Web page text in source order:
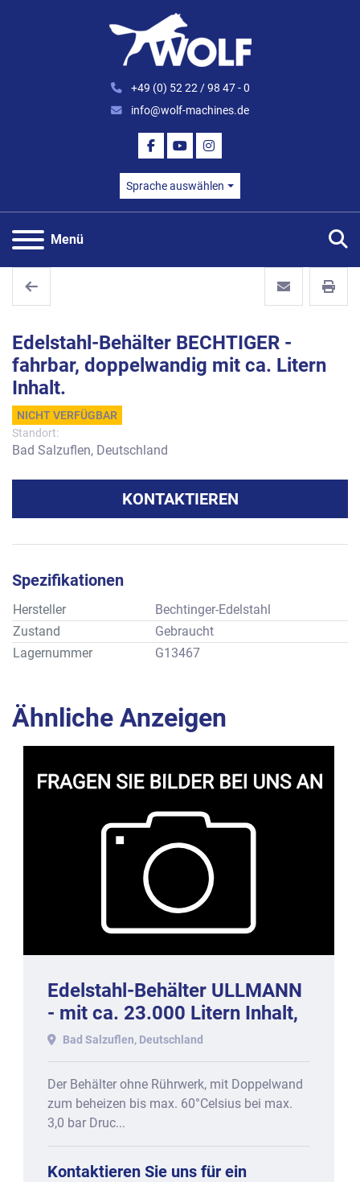
+49 (0) 52 22 / 98 47 - 0
info@wolf-machines.de
FACEBOOK
YOUTUBEINSTAGRAM
Sprache auswählen
Menü
Edelstahl-Behälter BECHTIGER -
fahrbar, doppelwandig mit ca. Litern
Inhalt.
NICHT VERFÜGBAR
Standort:
Bad Salzuflen, Deutschland
KONTAKTIEREN
Spezifikationen
Hersteller
Bechtinger-Edelstahl
Zustand
Gebraucht
Lagernummer
G13467
Ähnliche Anzeigen
Edelstahl-Behälter ULLMANN
- mit ca. 23.000 Litern Inhalt,
doppelwandig, 2022.
Bad Salzuflen, Deutschland
Der Behälter ohne Rührwerk, mit Doppelwand
zum beheizen bis max. 60°Celsius bei max.
3,0 bar Druc...
Kontaktieren Sie uns für ein